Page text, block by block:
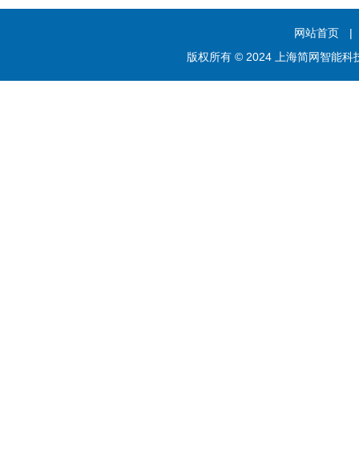
网站首页
|
版权所有 © 2024 上海简网智能